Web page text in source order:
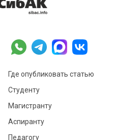
Где опубликовать статью
Студенту
Магистранту
Аспиранту
Педагогу